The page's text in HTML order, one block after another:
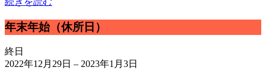
所
年
末
年
始
年末年始（休所日）
終日
2022年12月29日 – 2023年1月3日